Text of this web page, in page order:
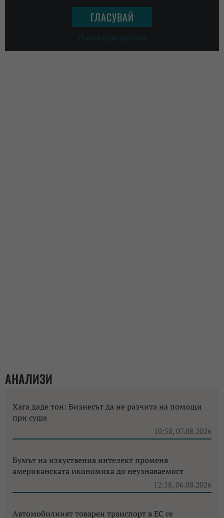
Покажи резултати
АНАЛИЗИ
Хага даде тон: Бизнесът да не разчита на помощи
при суша
10:58, 07.08.2026
Бумът на изкуствения интелект променя
американската икономика до неузнаваемост
12:18, 06.08.2026
Автомобилният товарен транспорт в ЕС се